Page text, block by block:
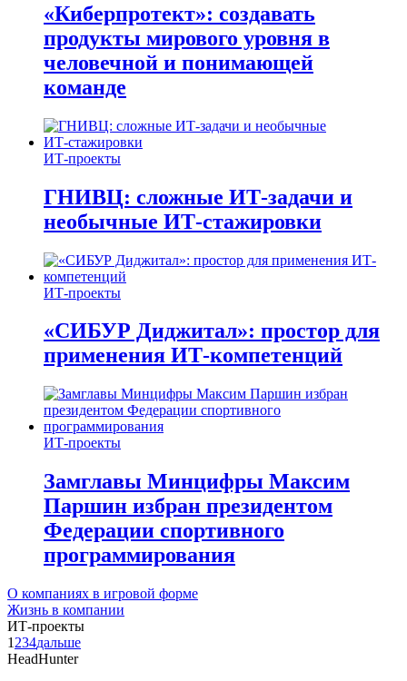
«Киберпротект»: создавать
продукты мирового уровня в
человечной и понимающей
команде
ИТ-проекты
ГНИВЦ: сложные ИТ‑задачи и
необычные ИТ‑стажировки
ИТ-проекты
«СИБУР Диджитал»: простор для
применения ИТ-компетенций
ИТ-проекты
Замглавы Минцифры Максим
Паршин избран президентом
Федерации спортивного
программирования
О компаниях в игровой форме
Жизнь в компании
ИТ-проекты
1 234дальше
HeadHunter